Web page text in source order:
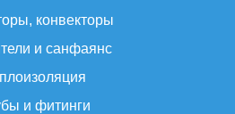
конвекторы
и санфаянс
и фитинги